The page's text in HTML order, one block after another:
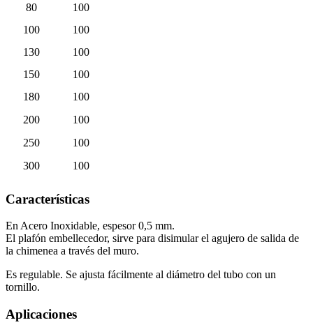
80
100
100
100
130
100
150
100
180
100
200
100
250
100
300
100
Características
En Acero Inoxidable, espesor 0,5 mm.
El plafón embellecedor, sirve para disimular el agujero de salida de
la chimenea a través del muro.
Es regulable. Se ajusta fácilmente al diámetro del tubo con un
tornillo.
Aplicaciones